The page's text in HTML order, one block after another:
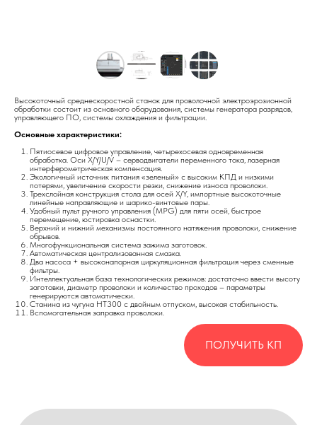
Высокоточный среднескоростной станок для проволочной электроэрозионной
обработки состоит из основного оборудования, системы генератора разрядов,
управляющего ПО, системы охлаждения и фильтрации.
Основные характеристики:
Пятиосевое цифровое управление, четырехосевая одновременная
обработка. Оси X/Y/U/V – серводвигатели переменного тока, лазерная
интерферометрическая компенсация.
Экологичный источник питания «зеленый» с высоким КПД и низкими
потерями, увеличение скорости резки, снижение износа проволоки.
Трехслойная конструкция стола для осей X/Y, импортные высокоточные
линейные направляющие и шарико-винтовые пары.
Удобный пульт ручного управления (MPG) для пяти осей, быстрое
перемещение, юстировка оснастки.
Верхний и нижний механизмы постоянного натяжения проволоки, снижение
обрывов.
Многофункциональная система зажима заготовок.
Автоматическая централизованная смазка.
Два насоса + высоконапорная циркуляционная фильтрация через сменные
фильтры.
Интеллектуальная база технологических режимов: достаточно ввести высоту
заготовки, диаметр проволоки и количество проходов – параметры
генерируются автоматически.
Станина из чугуна HT300 с двойным отпуском, высокая стабильность.
Вспомогательная заправка проволоки.
ПОЛУЧИТЬ КП